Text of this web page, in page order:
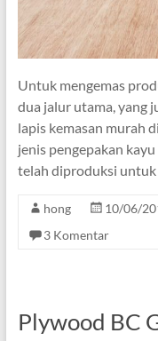
Untuk mengemas
dua jalur utama, yang
lapis kemasan murah
jenis pengepakan
telah diproduksi untuk
hong 10/06/
3 Komentar
Plywood BC